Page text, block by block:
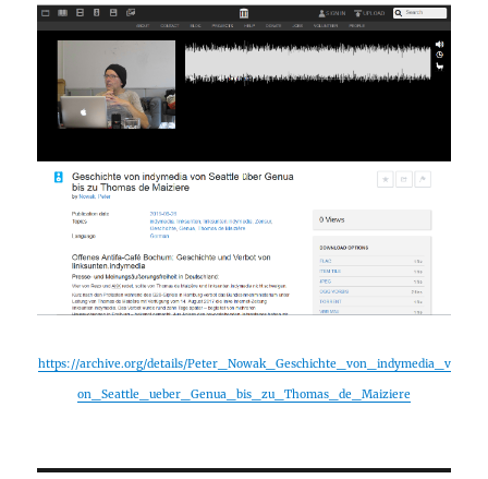
https://archive.org/details/Peter_Nowak_Geschichte_von_indymedia_v
on_Seattle_ueber_Genua_bis_zu_Thomas_de_Maiziere